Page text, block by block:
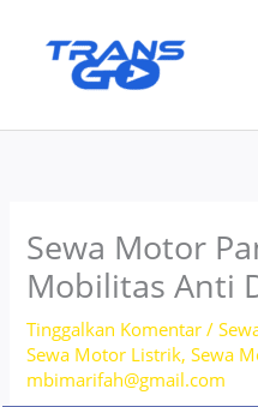
Sewa Motor
Mobilitas Anti
Tinggalkan Komentar /
Sewa Motor Listrik,Sewa
mbimarifah@gmail.com